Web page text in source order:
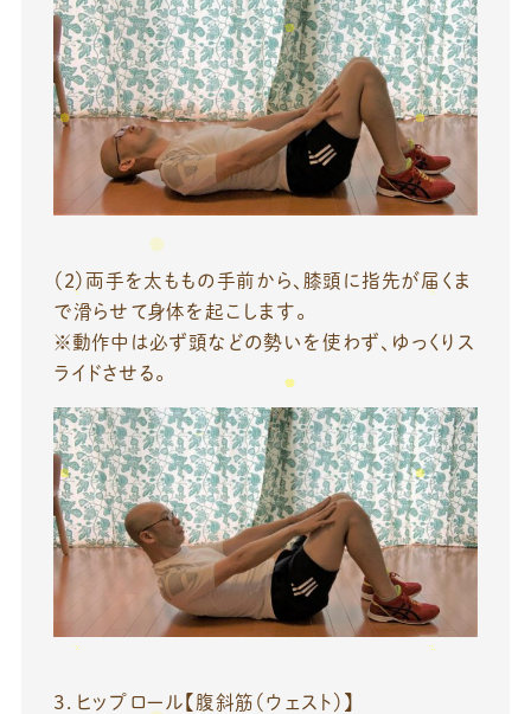
（2）両手を太ももの手前から、膝頭に指先が届くま
で滑らせて身体を起こします。
※動作中は必ず頭などの勢いを使わず、ゆっくりス
ライドさせる。
３．ヒップロール【腹斜筋（ウェスト）】